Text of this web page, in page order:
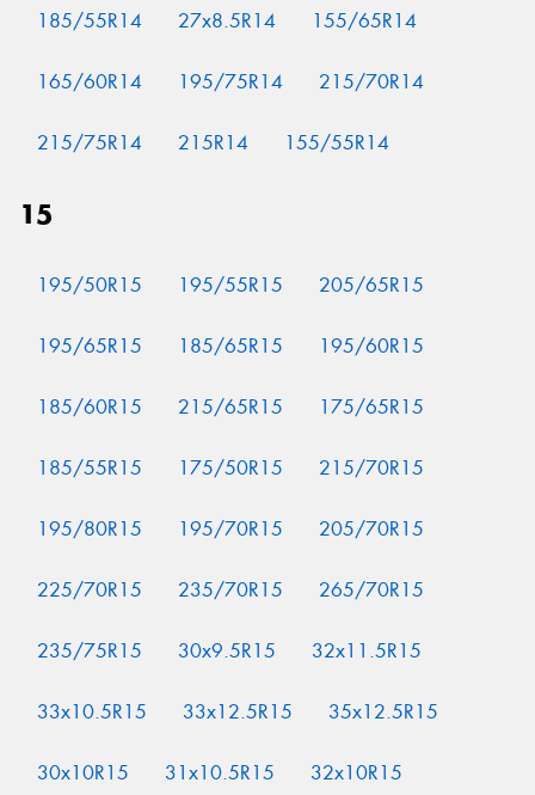
185/55R14 27x8.5R14 155/65R14
165/60R14 195/75R14 215/70R14
215/75R14 215R14 155/55R14
15
195/50R15 195/55R15 205/65R15
195/65R15 185/65R15 195/60R15
185/60R15 215/65R15 175/65R15
185/55R15 175/50R15 215/70R15
195/80R15 195/70R15 205/70R15
225/70R15 235/70R15 265/70R15
235/75R15 30x9.5R15 32x11.5R15
33x10.5R15 33x12.5R15 35x12.5R15
30x10R15 31x10.5R15 32x10R15